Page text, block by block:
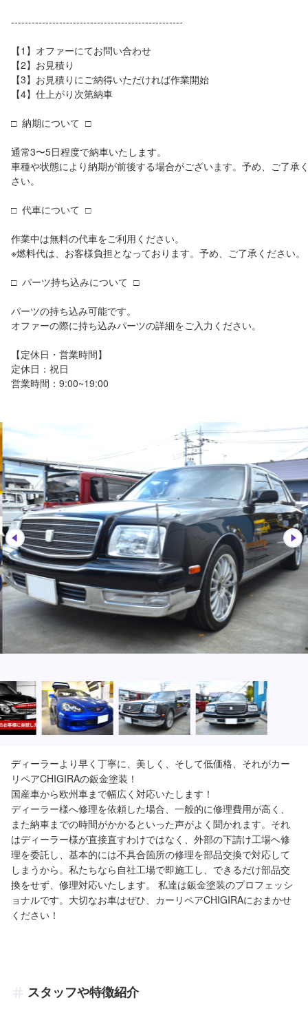
--------------------------------------------------
【1】オファーにてお問い合わせ
【2】お見積り
【3】お見積りにご納得いただければ作業開始
【4】仕上がり次第納車
□  納期について  □
通常3〜5日程度で納車いたします。
車種や状態により納期が前後する場合がございます。予め、ご了承
さい。
□  代車について  □
作業中は無料の代車をご利用ください。
※燃料代は、お客様負担となっております。予め、ご了承ください。
□  パーツ持ち込みについて  □
パーツの持ち込み可能です。
オファーの際に持ち込みパーツの詳細をご入力ください。
【定休日・営業時間】
定休日：祝日
営業時間：9:00~19:00
ディーラーより早く丁寧に、美しく、そして低価格、それがカー
リペアCHIGIRAの鈑金塗装！
国産車から欧州車まで幅広く対応いたします！
ディーラー様へ修理を依頼した場合、一般的に修理費用が高く、
また納車までの時間がかかるといった声がよく聞かれます。それ
はディーラー様が直接直すわけではなく、外部の下請け工場へ修
理を委託し、基本的には不具合箇所の修理を部品交換で対応して
しまうから。私たちなら自社工場で即施工し、できるだけ部品交
換をせず、修理対応いたします。 私達は鈑金塗装のプロフェッシ
ョナルです。大切なお車はぜひ、カーリペアCHIGIRAにおまかせ
ください！
スタッフや特徴紹介